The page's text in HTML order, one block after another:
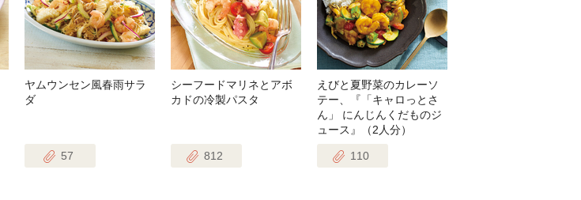
ヤムウンセン風春雨サラ
ダ
57
シーフードマリネとアボ
カドの冷製パスタ
812
えびと夏野菜のカレーソ
テー、『「キャロっとさ
ん」 にんじんくだものジ
ュース』（2人分）
110